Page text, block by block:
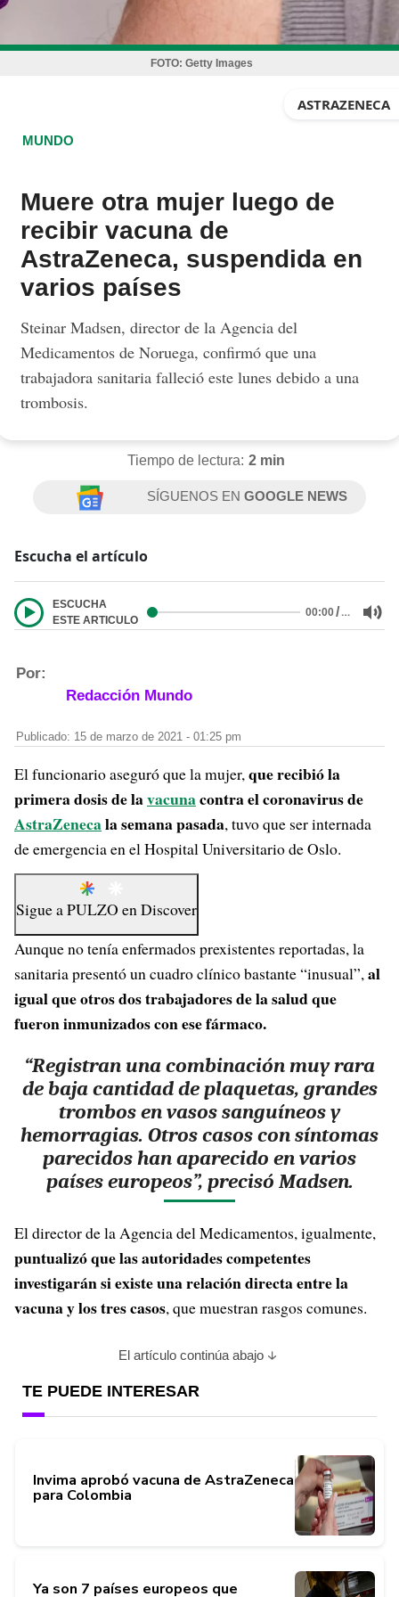
FOTO: Getty Images
ASTRAZENECA
MUNDO
Muere otra mujer luego de
recibir vacuna de
AstraZeneca, suspendida en
varios países
Steinar Madsen, director de la Agencia del
Medicamentos de Noruega, confirmó que una
trabajadora sanitaria falleció este lunes debido a una
trombosis.
Tiempo de lectura: 2 min
SÍGUENOS ENGOOGLE NEWS
Escucha el artículo
ESCUCHA
ESTE ARTICULO
00:00/…
Por:
Redacción Mundo
Publicado: 15 de marzo de 2021 - 01:25 pm
El funcionario aseguró que la mujer,que recibió la
primera dosis de lavacunacontra el coronavirus de
AstraZenecala semana pasada, tuvo que ser internada
de emergencia en el Hospital Universitario de Oslo.
Sigue aPULZO enDiscover
Aunque no tenía enfermados prexistentes reportadas, la
sanitaria presentó un cuadro clínico bastante “inusual”,al
igual que otros dos trabajadores de la salud que
fueron inmunizados con ese fármaco.
“Registran una combinación muy rara
de baja cantidad de plaquetas, grandes
trombos en vasos sanguíneos y
hemorragias. Otros casos con síntomas
parecidos han aparecido en varios
países europeos”, precisó Madsen.
El director de la Agencia del Medicamentos, igualmente,
puntualizó que las autoridades competentes
investigarán si existe una relación directa entre la
vacuna y los tres casos, que muestran rasgos comunes.
El artículo continúa abajo
TE PUEDE INTERESAR
Invima aprobó vacuna de AstraZeneca
para Colombia
Ya son 7 países europeos que